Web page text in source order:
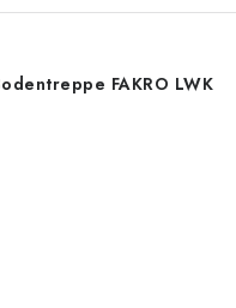
FAKRO LWK